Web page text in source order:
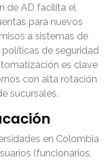
de AD facilita el
para nuevos
a sistemas de
políticas de seguridad
es clave
con alta rotación
sucursales.
en Colombia
(funcionarios,